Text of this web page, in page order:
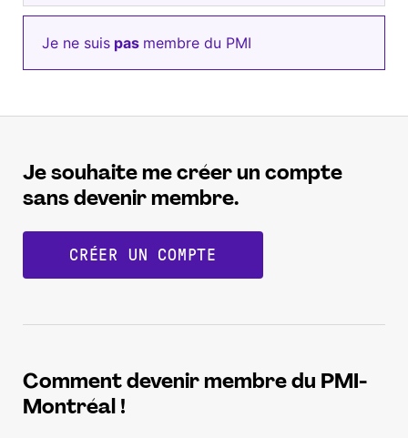
Je ne suis pas membre du PMI
Je souhaite me créer un compte
sans devenir membre.
CRÉER UN COMPTE
Comment devenir membre du PMI-
Montréal !